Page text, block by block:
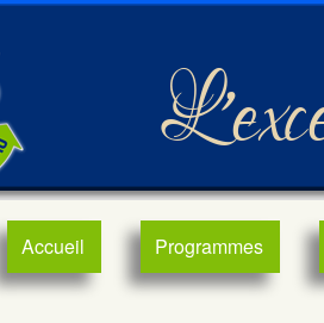
Accueil Programmes